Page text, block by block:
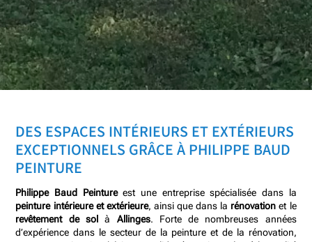
DES ESPACES INTÉRIEURS ET EXTÉRIEURS
EXCEPTIONNELS GRÂCE À PHILIPPE BAUD
PEINTURE
Philippe Baud Peintureest une entreprise spécialisée dans la
peinture intérieure et extérieure, ainsi que dans la rénovation et le
revêtement de sol
à Allinges. Forte de nombreuses années
d’expérience dans le secteur de la peinture et de la rénovation,